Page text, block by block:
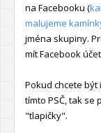
na Facebooku (
malujeme
jména skupiny.
mít Facebook
Pokud chcete
tímto PSČ, tak
"tlapičky".